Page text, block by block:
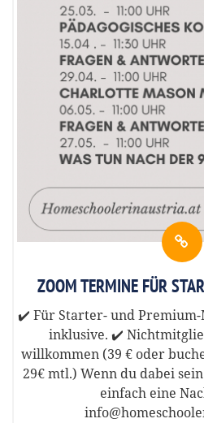
ZOOM TERMINE FÜR
✔️ Für Starter- und
inklusive. ✔️
willkommen (39 € oder
29€ mtl.) Wenn du dabei
einfach eine